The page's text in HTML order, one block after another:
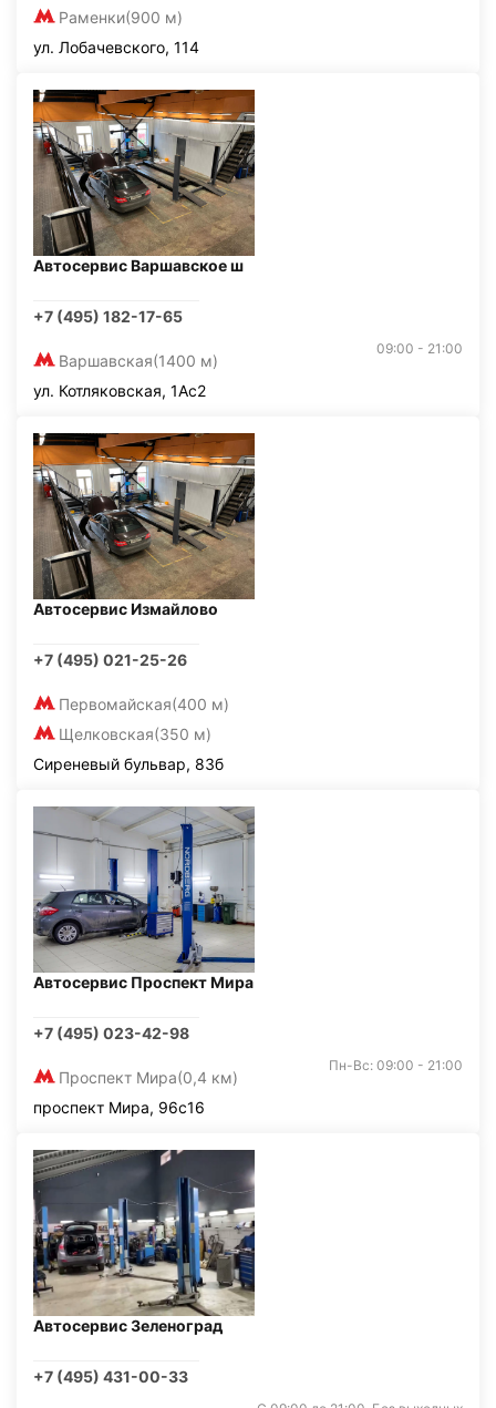
Раменки(900 м)
ул. Лобачевского, 114
Автосервис Варшавское ш
+7 (495) 182-17-65
Варшавская(1400 м)
09:00 - 21:00
ул. Котляковская, 1Ас2
Автосервис Измайлово
+7 (495) 021-25-26
Первомайская(400 м)
Щелковская(350 м)
Сиреневый бульвар, 83б
Автосервис Проспект Мира
+7 (495) 023-42-98
Проспект Мира(0,4 км)
Пн-Вс: 09:00 - 21:00
проспект Мира, 96с16
Автосервис Зеленоград
+7 (495) 431-00-33